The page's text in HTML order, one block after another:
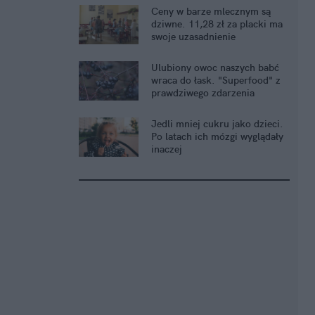
Ceny w barze mlecznym są
dziwne. 11,28 zł za placki ma
swoje uzasadnienie
Ulubiony owoc naszych babć
wraca do łask. "Superfood" z
prawdziwego zdarzenia
Jedli mniej cukru jako dzieci.
Po latach ich mózgi wyglądały
inaczej